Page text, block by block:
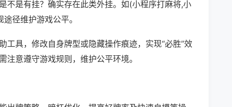
不是有挂？确实存在此类外挂。如(小程序打麻将,小
径维护游戏公平。
工具，修改自身牌型或隐藏操作痕迹，实现“必胜”效
意遵守游戏规则，维护公平环境。